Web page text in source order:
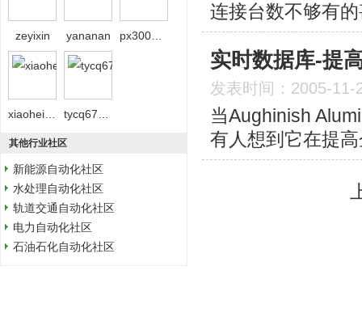
zeyixin yananan
其他行业社区
新能源自动化社区
水处理自动化社区
轨道交通自动化社区
电力自动化社区
石油石化自动化社区
连接台数不够有
实时数据库-提
发表时间：2005-11-
当Aughinish
有人想到它在提